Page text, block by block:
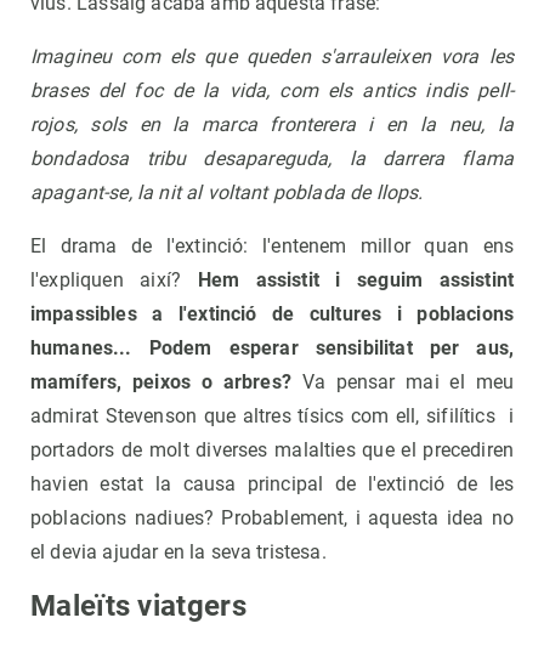
Imagineu com els que queden s'arrauleixen vora les
brases del foc de la vida, com els antics indis pell-
rojos, sols en la marca fronterera i en la neu, la
bondadosa tribu desapareguda, la darrera flama
apagant-se, la nit al voltant poblada de llops.
El drama de l'extinció: l'entenem millor quan ens
l'expliquen així?
Hem assistit i seguim assistint
impassibles a l'extinció de cultures i poblacions
humanes... Podem esperar sensibilitat per aus,
mamífers, peixos o arbres?Va pensar mai el meu
admirat Stevenson que altres tísics com ell, sifilítics i
portadors de molt diverses malalties que el precediren
havien estat la causa principal de l'extinció de les
poblacions nadiues? Probablement, i aquesta idea no
el devia ajudar en la seva tristesa.
Maleïts viatgers